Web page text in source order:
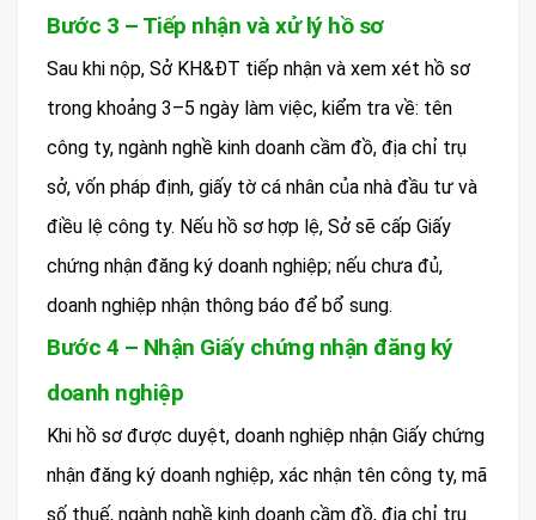
Bước 3 – Tiếp nhận và xử lý hồ sơ
Sau khi nộp, Sở KH&ĐT tiếp nhận và xem xét hồ sơ
trong khoảng 3–5 ngày làm việc, kiểm tra về: tên
công ty, ngành nghề kinh doanh cầm đồ, địa chỉ trụ
sở, vốn pháp định, giấy tờ cá nhân của nhà đầu tư và
điều lệ công ty. Nếu hồ sơ hợp lệ, Sở sẽ cấp Giấy
chứng nhận đăng ký doanh nghiệp; nếu chưa đủ,
doanh nghiệp nhận thông báo để bổ sung.
Bước 4 – Nhận Giấy chứng nhận đăng ký
doanh nghiệp
Khi hồ sơ được duyệt, doanh nghiệp nhận Giấy chứng
nhận đăng ký doanh nghiệp, xác nhận tên công ty, mã
số thuế, ngành nghề kinh doanh cầm đồ, địa chỉ trụ